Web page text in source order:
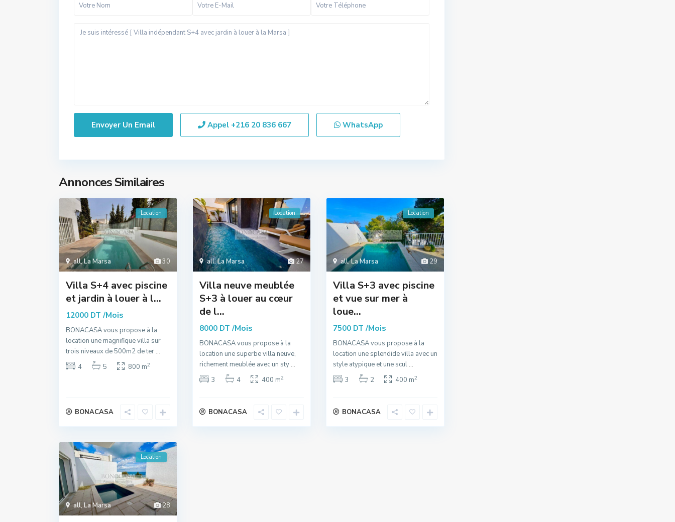
Appel +216 20 836 667 WhatsApp
Annonces Similaires
30
all,La Marsa
Location
Villa S+4 avec piscine
et jardin à louer à l...
12000 DT/Mois
BONACASA vous propose à la
location une magnifique villa sur
trois niveaux de 500m2 de ter...
4
5 800 m2
BONACASA
27
all,La Marsa
Location
Villa neuve meublée
S+3 à louer au cœur
de l...
8000 DT/Mois
BONACASA vous propose à la
location une superbe villa neuve,
richement meublée avec un sty...
3
4 400 m2
BONACASA
29
all,La Marsa
Location
Villa S+3 avec piscine
et vue sur mer à
loue...
7500 DT/Mois
BONACASA vous propose à la
location une splendide villa avec un
style atypique et une scul...
3
2 400 m2
BONACASA
28
all, La Marsa
Location